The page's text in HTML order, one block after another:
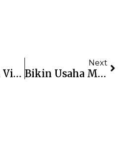
Tingkatkan Visibilitas Usaha Dengan Videotron Blora Modern
Next
Bikin Usaha Makin Terlihat Di Brebes Dengan Videotron Modern